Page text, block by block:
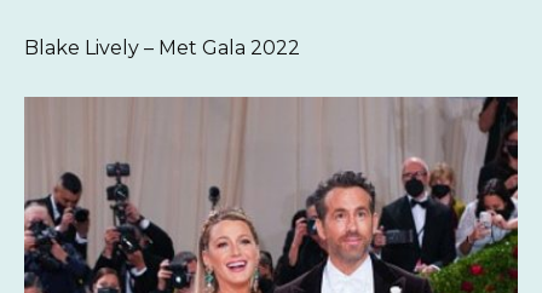
Blake Lively – Met Gala 2022